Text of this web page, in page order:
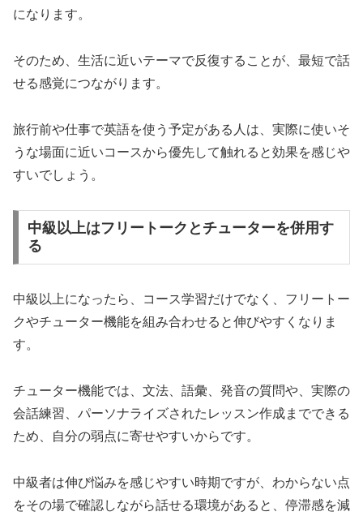
になります。
そのため、生活に近いテーマで反復することが、最短で話
せる感覚につながります。
旅行前や仕事で英語を使う予定がある人は、実際に使いそ
うな場面に近いコースから優先して触れると効果を感じや
すいでしょう。
中級以上はフリートークとチューターを併用す
る
中級以上になったら、コース学習だけでなく、フリートー
クやチューター機能を組み合わせると伸びやすくなりま
す。
チューター機能では、文法、語彙、発音の質問や、実際の
会話練習、パーソナライズされたレッスン作成までできる
ため、自分の弱点に寄せやすいからです。
中級者は伸び悩みを感じやすい時期ですが、わからない点
をその場で確認しながら話せる環境があると、停滞感を減